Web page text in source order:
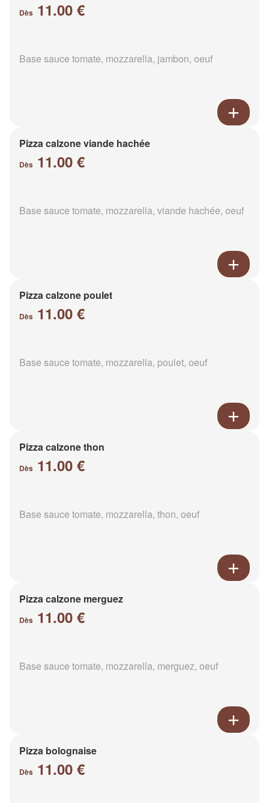
Dès 11.00 €
Base sauce tomate, mozzarella, jambon, oeuf
Pizza calzone viande hachée
Dès 11.00 €
Base sauce tomate, mozzarella, viande hachée, oeuf
Pizza calzone poulet
Dès 11.00 €
Base sauce tomate, mozzarella, poulet, oeuf
Pizza calzone thon
Dès 11.00 €
Base sauce tomate, mozzarella, thon, oeuf
Pizza calzone merguez
Dès 11.00 €
Base sauce tomate, mozzarella, merguez, oeuf
Pizza bolognaise
Dès 11.00 €